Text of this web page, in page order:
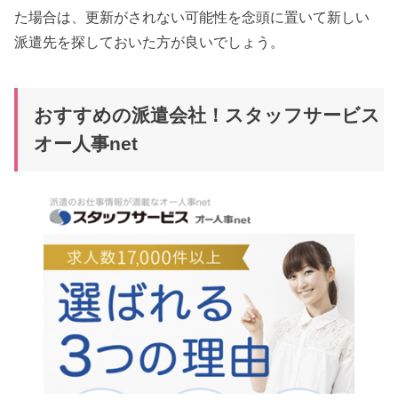
た場合は、更新がされない可能性を念頭に置いて新しい
派遣先を探しておいた方が良いでしょう。
おすすめの派遣会社！スタッフサービス
オー人事net